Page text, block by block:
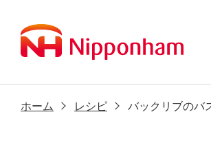
ホーム レシピ バックリブのバ